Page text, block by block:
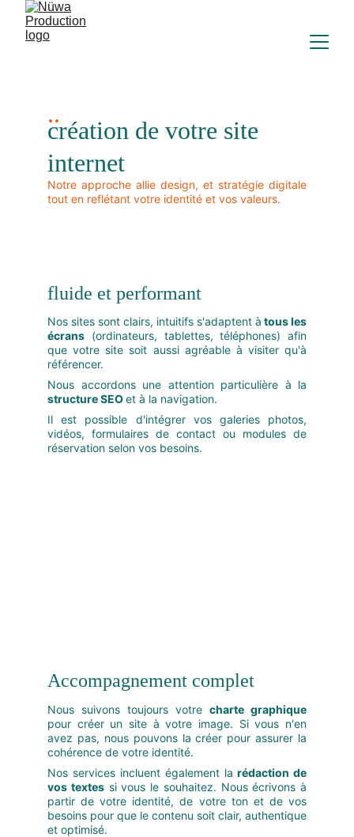
création de votre site
internet
Notre approche allie design, et stratégie digitale
tout en reflétant votre identité et vos valeurs.
..
fluide et performant
Nos sites sont clairs, intuitifs s'adaptent à tous les
écrans (ordinateurs, tablettes, téléphones) afin
que votre site soit aussi agréable à visiter qu'à
référencer.
Nous accordons une attention particulière à la
structure SEOet à la navigation.
Il est possible d'intégrer vos galeries photos,
vidéos, formulaires de contact ou modules de
réservation selon vos besoins.
Accompagnement complet
Nous suivons toujours votre charte graphique
pour créer un site à votre image. Si vous n'en
avez pas, nous pouvons la créer pour assurer la
cohérence de votre identité.
Nos services incluent également la rédaction de
vos textessi vous le souhaitez. Nous écrivons à
partir de votre identité, de votre ton et de vos
besoins pour que le contenu soit clair, authentique
et optimisé.